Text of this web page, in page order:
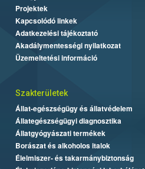
Projektek
Kapcsolódó linkek
Adatkezelési tájékoztató
Akadálymentességi nyilatkozat
Üzemeltetési információ
Szakterületek
Állat-egészségügy és állatvédelem
Állategészségügyi diagnosztika
Állatgyógyászati termékek
Borászat és alkoholos italok
Élelmiszer- és takarmánybiztonság